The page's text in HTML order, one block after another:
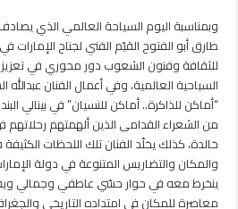
طارق أبو الفتوح القيّم الفني لجناح الإمارات
للثقافة وفنون الشعوب دور محوري في تعزيز
السياحية العالمية، وفي أعمال الفنان
“أماكن للذاكرة.. أماكن للنسيان” في بينالي
من الشعراء القدامى الذين ألهمتهم رحلاتهم
خالدة، كذلك يخلّد الفنان تلك اللحظات
والمكان والتضاريس المتنوعة في دولة
ينخرط معه في حوار حسّي عاطفي وجمالي
معاصرة للمكان في امتداده التاريخي